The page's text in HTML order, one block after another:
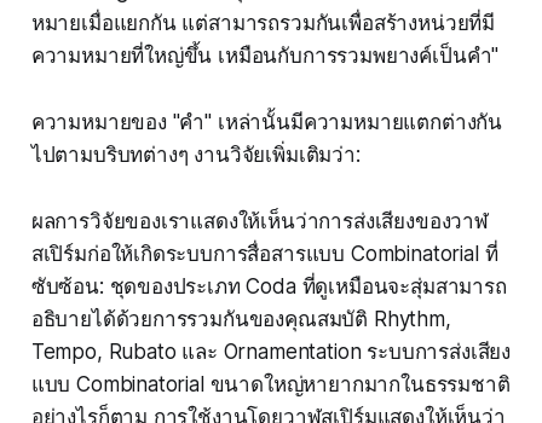
หมายเมื่อแยกกัน แต่สามารถรวมกันเพื่อสร้างหน่วยที่มี
ความหมายที่ใหญ่ขึ้น เหมือนกับการรวมพยางค์เป็นคำ"
ความหมายของ "คำ" เหล่านั้นมีความหมายแตกต่างกัน
ไปตามบริบทต่างๆ งานวิจัยเพิ่มเติมว่า:
ผลการวิจัยของเราแสดงให้เห็นว่าการส่งเสียงของวาฬ
สเปิร์มก่อให้เกิดระบบการสื่อสารแบบ Combinatorial ที่
ซับซ้อน: ชุดของประเภท Coda ที่ดูเหมือนจะสุ่มสามารถ
อธิบายได้ด้วยการรวมกันของคุณสมบัติ Rhythm,
Tempo, Rubato และ Ornamentation ระบบการส่งเสียง
แบบ Combinatorial ขนาดใหญ่หายากมากในธรรมชาติ
อย่างไรก็ตาม การใช้งานโดยวาฬสเปิร์มแสดงให้เห็นว่า